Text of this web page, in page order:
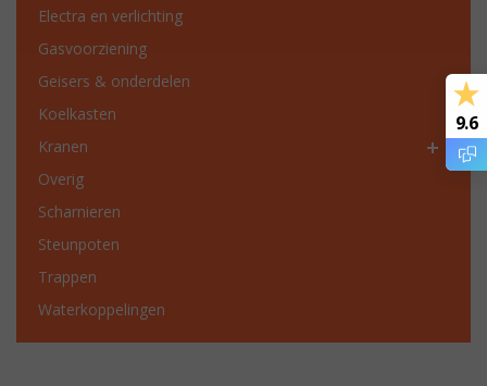
Electra en verlichting
Gasvoorziening
Geisers & onderdelen
Koelkasten
Kranen
Overig
Scharnieren
Steunpoten
Trappen
Waterkoppelingen
9.6